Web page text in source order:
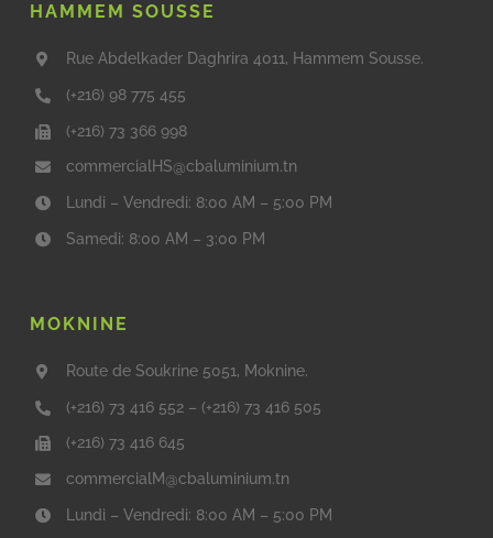
HAMMEM SOUSSE
Rue Abdelkader Daghrira 4011, Hammem Sousse.
(+216) 98 775 455
(+216) 73 366 998
commercialHS@cbaluminium.tn
Lundi – Vendredi: 8:00 AM – 5:00 PM
Samedi: 8:00 AM – 3:00 PM
MOKNINE
Route de Soukrine 5051, Moknine.
(+216) 73 416 552 – (+216) 73 416 505
(+216) 73 416 645
commercialM@cbaluminium.tn
Lundi – Vendredi: 8:00 AM – 5:00 PM